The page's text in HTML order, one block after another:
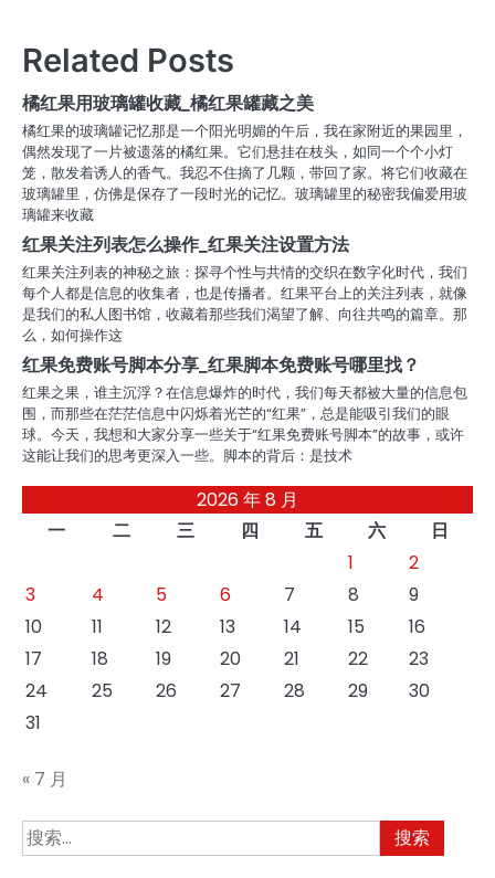
导
航
Related Posts
橘红果用玻璃罐收藏_橘红果罐藏之美
橘红果的玻璃罐记忆那是一个阳光明媚的午后，我在家附近的果园里，
偶然发现了一片被遗落的橘红果。它们悬挂在枝头，如同一个个小灯
笼，散发着诱人的香气。我忍不住摘了几颗，带回了家。将它们收藏在
玻璃罐里，仿佛是保存了一段时光的记忆。玻璃罐里的秘密我偏爱用玻
璃罐来收藏
红果关注列表怎么操作_红果关注设置方法
红果关注列表的神秘之旅：探寻个性与共情的交织在数字化时代，我们
每个人都是信息的收集者，也是传播者。红果平台上的关注列表，就像
是我们的私人图书馆，收藏着那些我们渴望了解、向往共鸣的篇章。那
么，如何操作这
红果免费账号脚本分享_红果脚本免费账号哪里找？
红果之果，谁主沉浮？在信息爆炸的时代，我们每天都被大量的信息包
围，而那些在茫茫信息中闪烁着光芒的“红果”，总是能吸引我们的眼
球。今天，我想和大家分享一些关于“红果免费账号脚本”的故事，或许
这能让我们的思考更深入一些。脚本的背后：是技术
2026 年 8 月
一
二 三 四 五 六
日
1
2
3
4 5 6 7 8
9
10
11 12 13 14 15
16
17
18 19 20 21 22
23
24
25 26 27 28 29
30
31
« 7 月
搜
索：